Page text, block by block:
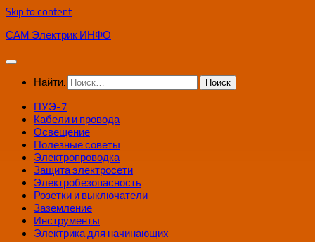
Skip to content
САМ Электрик ИНФО
Найти:
ПУЭ-7
Кабели и провода
Освещение
Полезные советы
Электропроводка
Защита электросети
Электробезопасность
Розетки и выключатели
Заземление
Инструменты
Электрика для начинающих